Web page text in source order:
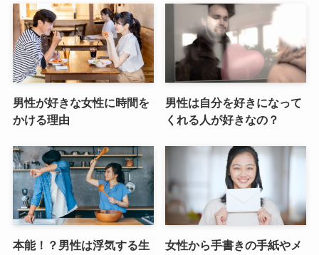
男性が好きな女性に時間を
かける理由
男性は自分を好きになって
くれる人が好きなの？
本能！？男性は浮気する生
女性から手書きの手紙やメ